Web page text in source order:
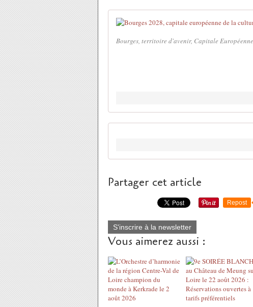
Bourges, territoire d'avenir, Capitale
Partager cet article
Repost
S'inscrire à la newsletter
Vous aimerez aussi :